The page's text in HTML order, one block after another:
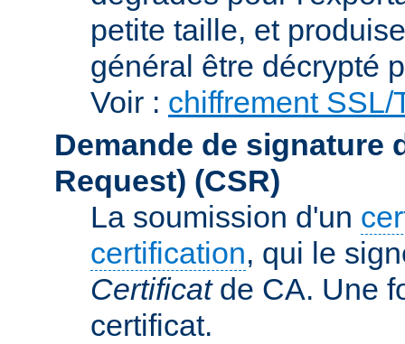
petite taille, et
général être décrypté
Voir : chiffrement SSL/
Demande de signature
Request) (CSR)
La soumission d'un
certification, qui le
Certificatde CA. Une
certificat.